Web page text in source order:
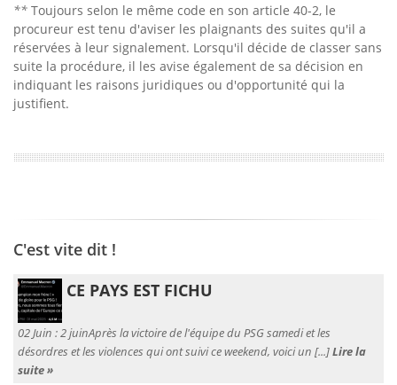
** Toujours selon le même code en son article 40-2, le
procureur est tenu d'aviser les plaignants des suites qu'il a
réservées à leur signalement. Lorsqu'il décide de classer sans
suite la procédure, il les avise également de sa décision en
indiquant les raisons juridiques ou d'opportunité qui la
justifient.
C'est vite dit !
CE PAYS EST FICHU
02 Juin :2 juinAprès la victoire de l'équipe du PSG samedi et les
désordres et les violences qui ont suivi ce weekend, voici un [...]Lire la
suite »